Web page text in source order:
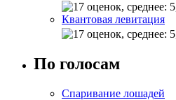
Квантовая левитация
По голосам
Спаривание лошадей